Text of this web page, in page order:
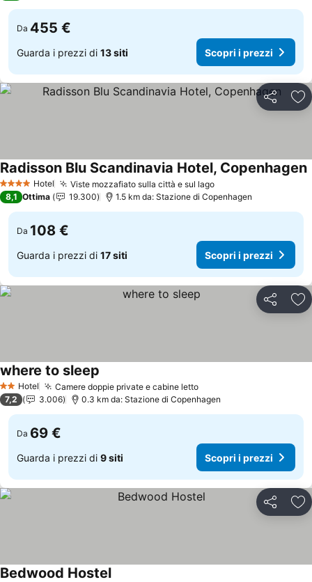
Da 455 €
Guarda i prezzi di 13 siti Scopri i prezzi
Condividi
4 Stelle Hotel Viste mozzafiato sulla città e sul lago
Radisson Blu Scandinavia Hotel, Copenhagen
8,1 Ottima 19.300 1.5 km da: Stazione di Copenhagen
Da 108 €
Guarda i prezzi di 17 siti Scopri i prezzi
Condividi
2 StelleHotel Camere doppie private e cabine letto
where to sleep
7,2 3.006 0.3 km da: Stazione di Copenhagen
Da 69 €
Guarda i prezzi di 9 siti Scopri i prezzi
Condividi
Bedwood Hostel